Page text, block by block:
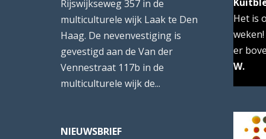
Rijswijkseweg 357 in de
multiculturele wijk Laak te Den
Haag. De nevenvestiging is
gevestigd aan de Van der
Vennestraat 117b in de
multiculturele wijk de...
NIEUWSBRIEF
Het is
er
W.
Fijn
Ik kan .
E. van V.